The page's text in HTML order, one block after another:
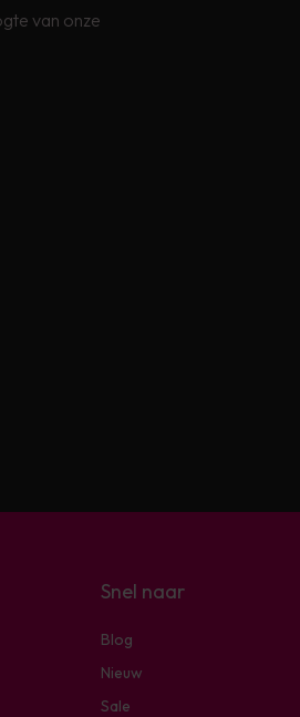
van onze
Snel naar
Blog
Nieuw
Sale